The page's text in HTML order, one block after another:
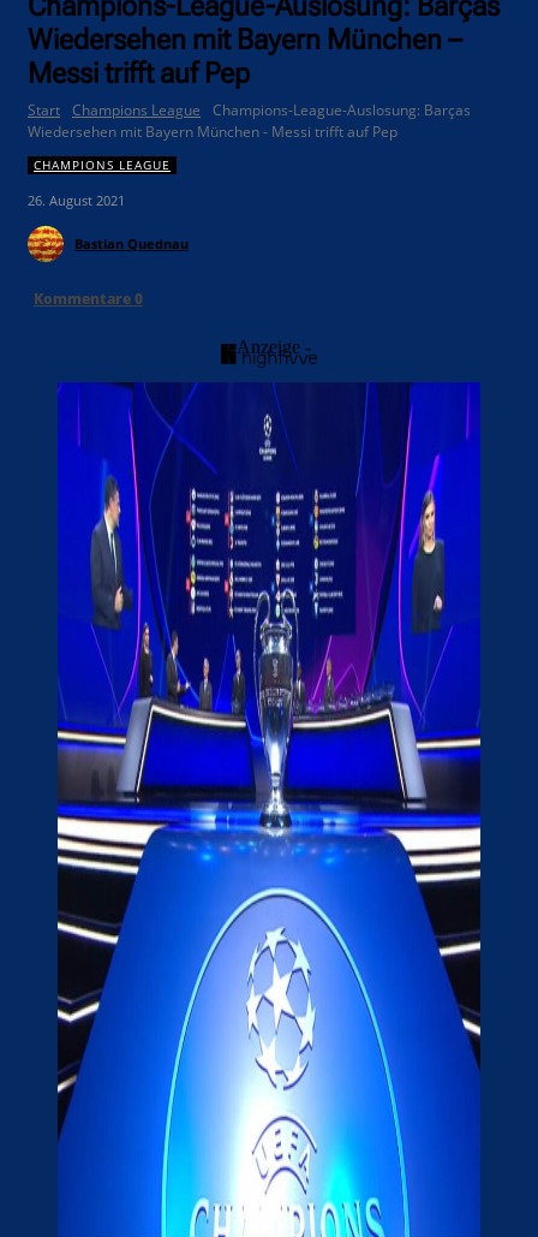
Wiedersehen mit Bayern München –
Messi trifft auf Pep
Start Champions League
Champions-League-Auslosung: Barças
Wiedersehen mit Bayern München - Messi trifft auf Pep
CHAMPIONS LEAGUE
26. August 2021
Bastian Quednau
Kommentare0
- Anzeige -